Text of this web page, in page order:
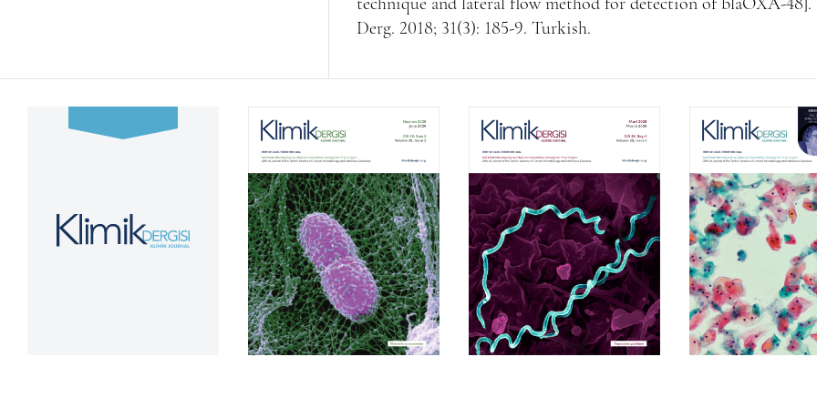
technique and lateral flow method for detection of blaOXA-
Derg. 2018; 31(3): 185-9. Turkish.
Cilt 39, Sayı 2 Cilt 39, Sayı 1 Cilt 38,